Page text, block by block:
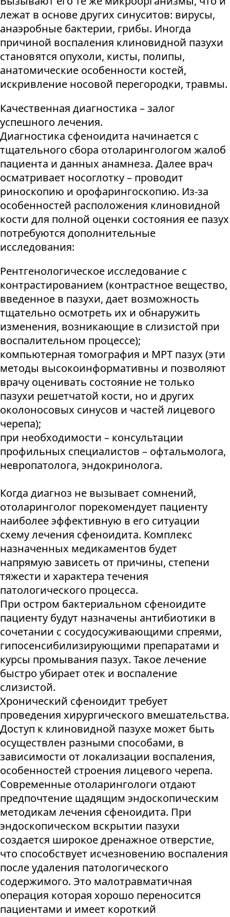
лежат в основе других синуситов: вирусы,
анаэробные бактерии, грибы. Иногда
причиной воспаления клиновидной пазухи
становятся опухоли, кисты, полипы,
анатомические особенности костей,
искривление носовой перегородки, травмы.
Качественная диагностика – залог
успешного лечения.
Диагностика сфеноидита начинается с
тщательного сбора отоларингологом жалоб
пациента и данных анамнеза. Далее врач
осматривает носоглотку – проводит
риноскопию и орофарингоскопию. Из-за
особенностей расположения клиновидной
кости для полной оценки состояния ее пазух
потребуются дополнительные
исследования:
Рентгенологическое исследование с
контрастированием (контрастное вещество,
введенное в пазухи, дает возможность
тщательно осмотреть их и обнаружить
изменения, возникающие в слизистой при
воспалительном процессе);
компьютерная томография и МРТ пазух (эти
методы высокоинформативны и позволяют
врачу оценивать состояние не только
пазухи решетчатой кости, но и других
околоносовых синусов и частей лицевого
черепа);
при необходимости – консультации
профильных специалистов – офтальмолога,
невропатолога, эндокринолога.
Когда диагноз не вызывает сомнений,
отоларинголог порекомендует пациенту
наиболее эффективную в его ситуации
схему лечения сфеноидита. Комплекс
назначенных медикаментов будет
напрямую зависеть от причины, степени
тяжести и характера течения
патологического процесса.
При остром бактериальном сфеноидите
пациенту будут назначены антибиотики в
сочетании с сосудосуживающими спреями,
гипосенсибилизирующими препаратами и
курсы промывания пазух. Такое лечение
быстро убирает отек и воспаление
слизистой.
Хронический сфеноидит требует
проведения хирургического вмешательства.
Доступ к клиновидной пазухе может быть
осуществлен разными способами, в
зависимости от локализации воспаления,
особенностей строения лицевого черепа.
Современные отоларингологи отдают
предпочтение щадящим эндоскопическим
методикам лечения сфеноидита. При
эндоскопическом вскрытии пазухи
создается широкое дренажное отверстие,
что способствует исчезновению воспаления
после удаления патологического
содержимого. Это малотравматичная
операция которая хорошо переносится
пациентами и имеет короткий